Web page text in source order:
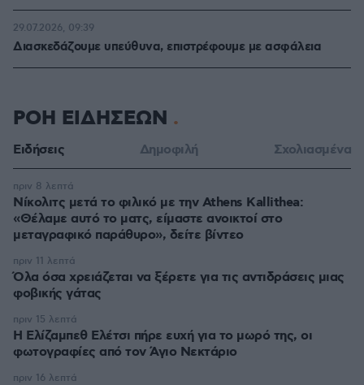
Διασκεδάζουμε υπεύθυνα, επιστρέφουμε με ασφάλεια
29.07.2026, 09:39
ΡΟΗ ΕΙΔΗΣΕΩΝ
Ειδήσεις Δημοφιλή Σχολιασμένα
Νίκολιτς μετά το φιλικό με την Athens Kallithea:
«Θέλαμε αυτό το ματς, είμαστε ανοικτοί στο
μεταγραφικό παράθυρο», δείτε βίντεο
πριν 8 λεπτά
Όλα όσα χρειάζεται να ξέρετε για τις αντιδράσεις μιας
φοβικής γάτας
πριν 11 λεπτά
Η Ελίζαμπεθ Ελέτσι πήρε ευχή για το μωρό της, οι
φωτογραφίες από τον Άγιο Νεκτάριο
πριν 15 λεπτά
πριν 16 λεπτά